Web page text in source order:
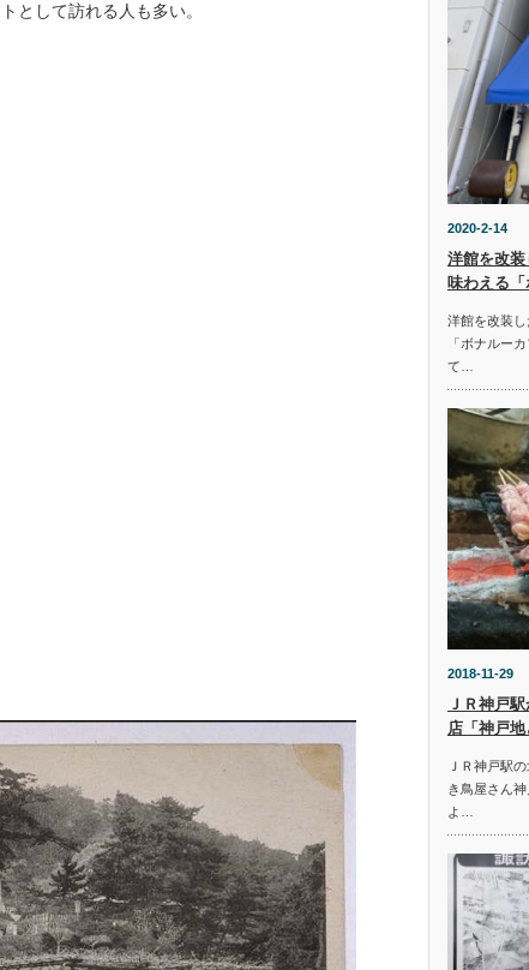
として訪れる人も多い。
2020-2-14
洋館を改
味わえる「
洋館を改装
「ボナルー
て…
2018-11-29
ＪＲ神戸
店「神戸
ＪＲ神戸駅
き鳥屋さん
よ…